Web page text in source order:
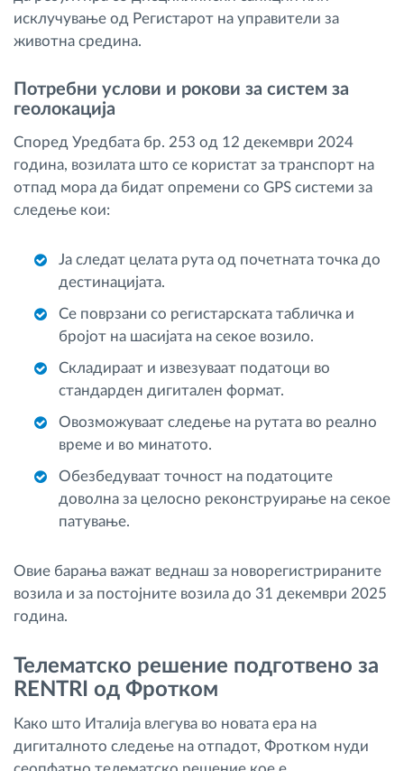
исклучување од Регистарот на управители за
животна средина.
Потребни услови и рокови за систем за
геолокација
Според Уредбата бр. 253 од 12 декември 2024
година, возилата што се користат за транспорт на
отпад мора да бидат опремени со GPS системи за
следење кои:
Ја следат целата рута од почетната точка до
дестинацијата.
Се поврзани со регистарската табличка и
бројот на шасијата на секое возило.
Складираат и извезуваат податоци во
стандарден дигитален формат.
Овозможуваат следење на рутата во реално
време и во минатото.
Обезбедуваат точност на податоците
доволна за целосно реконструирање на секое
патување.
Овие барања важат веднаш за новорегистрираните
возила и за постојните возила до 31 декември 2025
година.
Телематско решение подготвено за
RENTRI од Фротком
Како што Италија влегува во новата ера на
дигиталното следење на отпадот, Фротком нуди